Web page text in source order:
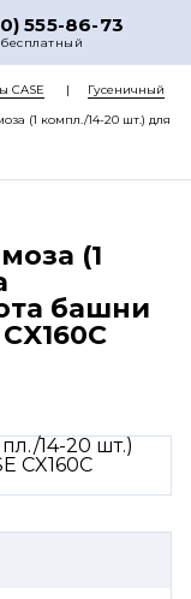
555-86-73
CASE
Гусеничный
(1 компл./14-20 шт.) для
(1
башни